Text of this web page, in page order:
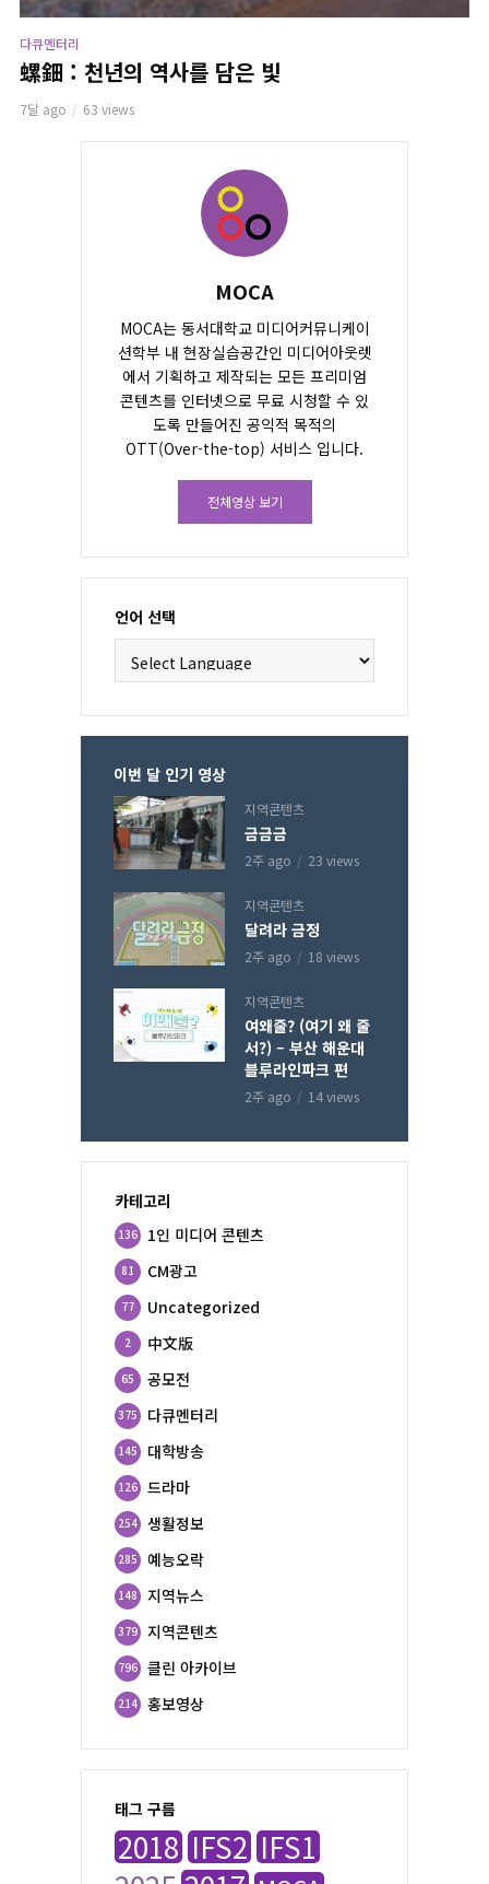
다큐멘터리
螺鈿 : 천년의 역사를 담은 빛
7달 ago 63 views
MOCA
MOCA는 동서대학교 미디어커뮤니케이
션학부 내 현장실습공간인 미디어아웃렛
에서 기획하고 제작되는 모든 프리미엄
콘텐츠를 인터넷으로 무료 시청할 수 있
도록 만들어진 공익적 목적의
OTT(Over-the-top) 서비스 입니다.
전체영상 보기
언어 선택
이번 달 인기 영상
지역콘텐츠
금금금
2주 ago 23 views
지역콘텐츠
달려라 금정
2주 ago 18 views
지역콘텐츠
여왜줄? (여기 왜 줄
서?) – 부산 해운대
블루라인파크 편
2주 ago 14 views
카테고리
1인 미디어 콘텐츠
136
CM광고
81
Uncategorized
77
中文版
2
공모전
65
다큐멘터리
375
대학방송
145
드라마
126
생활정보
254
예능오락
285
지역뉴스
148
지역콘텐츠
379
클린 아카이브
796
홍보영상
214
태그 구름
2018 IFS2 IFS1